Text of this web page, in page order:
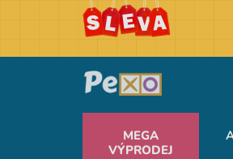
MEGA
VÝPRODEJ